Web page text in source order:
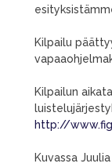
Kilpailu
Kilpailun
http://
Kuvassa